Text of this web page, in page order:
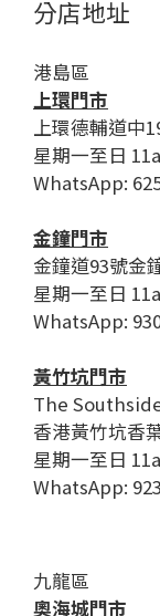
分店地址
港島區
上環門市
上環德輔道中
星期一至日
WhatsApp:
金鐘門市
金鐘道93號金
星期一至日
WhatsApp:
黃竹坑門市
The
香港黃竹坑香
星期一至日
WhatsApp:
九龍區
奧海城門市